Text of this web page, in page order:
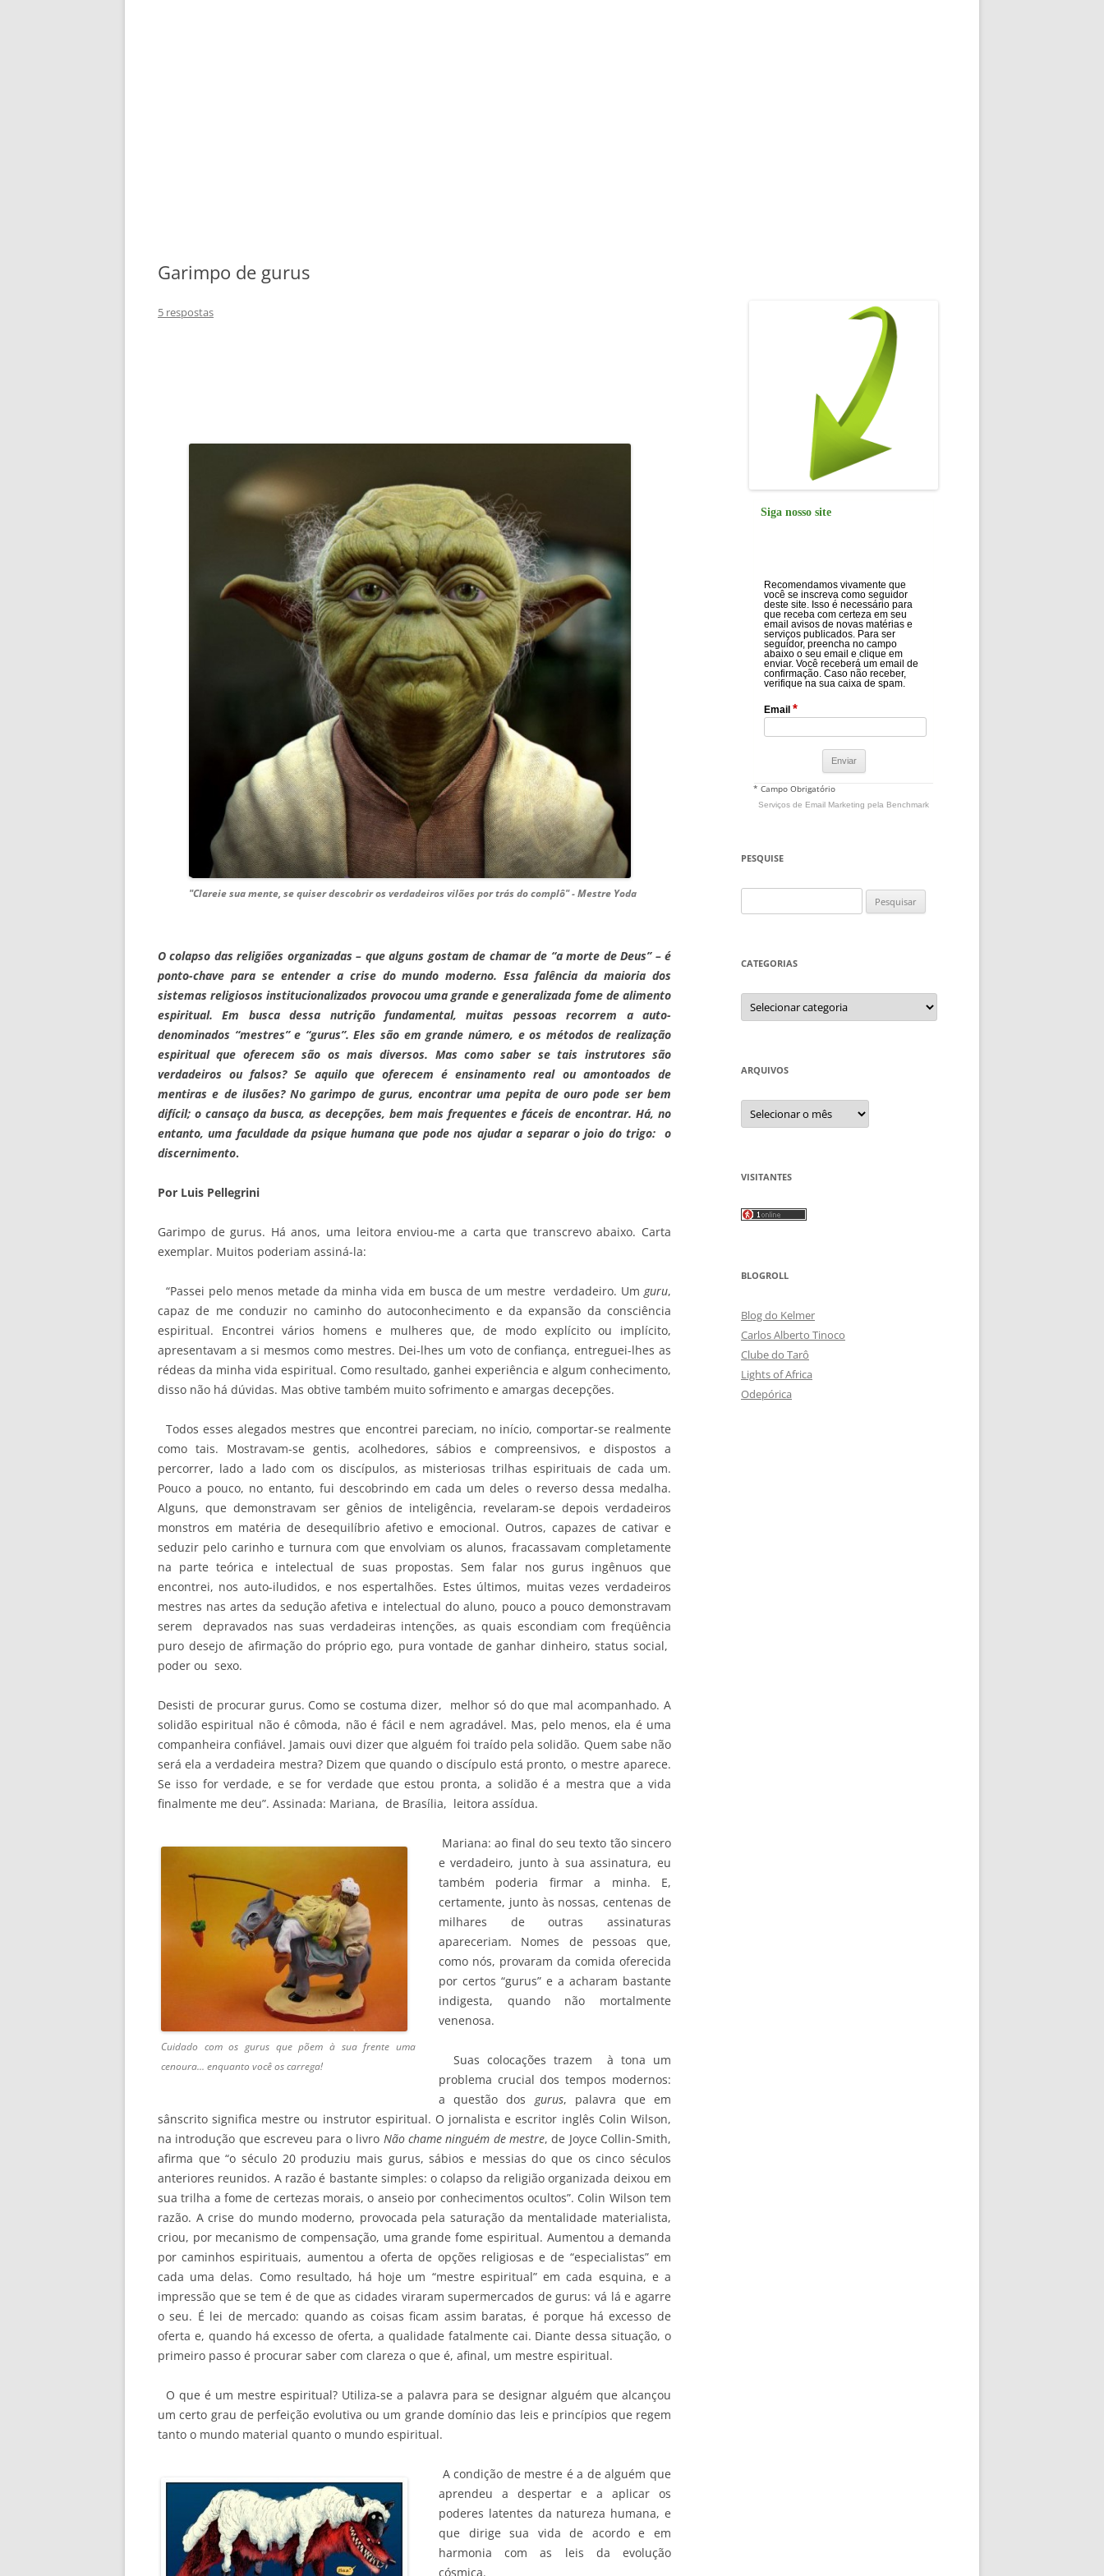
Garimpo de gurus
5 respostas
"Clareie sua mente, se quiser descobrir os verdadeiros vilões por trás do complô" - Mestre Yoda
O colapso das religiões organizadas – que alguns gostam de chamar de “a morte de Deus” – é
ponto-chave para se entender a crise do mundo moderno. Essa falência da maioria dos
sistemas religiosos institucionalizados provocou uma grande e generalizada fome de alimento
espiritual. Em busca dessa nutrição fundamental, muitas pessoas recorrem a auto-
denominados “mestres” e “gurus”. Eles são em grande número, e os métodos de realização
espiritual que oferecem são os mais diversos. Mas como saber se tais instrutores são
verdadeiros ou falsos? Se aquilo que oferecem é ensinamento real ou amontoados de
mentiras e de ilusões? No garimpo de gurus, encontrar uma pepita de ouro pode ser bem
difícil; o cansaço da busca, as decepções, bem mais frequentes e fáceis de encontrar. Há, no
entanto, uma faculdade da psique humana que pode nos ajudar a separar o joio do trigo: o
discernimento.
Por Luis Pellegrini
Garimpo de gurus. Há anos, uma leitora enviou-me a carta que transcrevo abaixo. Carta
exemplar. Muitos poderiam assiná-la:
“Passei pelo menos metade da minha vida em busca de um mestre verdadeiro. Um guru,
capaz de me conduzir no caminho do autoconhecimento e da expansão da consciência
espiritual. Encontrei vários homens e mulheres que, de modo explícito ou implícito,
apresentavam a si mesmos como mestres. Dei-lhes um voto de confiança, entreguei-lhes as
rédeas da minha vida espiritual. Como resultado, ganhei experiência e algum conhecimento,
disso não há dúvidas. Mas obtive também muito sofrimento e amargas decepções.
Todos esses alegados mestres que encontrei pareciam, no início, comportar-se realmente
como tais. Mostravam-se gentis, acolhedores, sábios e compreensivos, e dispostos a
percorrer, lado a lado com os discípulos, as misteriosas trilhas espirituais de cada um.
Pouco a pouco, no entanto, fui descobrindo em cada um deles o reverso dessa medalha.
Alguns, que demonstravam ser gênios de inteligência, revelaram-se depois verdadeiros
monstros em matéria de desequilíbrio afetivo e emocional. Outros, capazes de cativar e
seduzir pelo carinho e turnura com que envolviam os alunos, fracassavam completamente
na parte teórica e intelectual de suas propostas. Sem falar nos gurus ingênuos que
encontrei, nos auto-iludidos, e nos espertalhões. Estes últimos, muitas vezes verdadeiros
mestres nas artes da sedução afetiva e intelectual do aluno, pouco a pouco demonstravam
serem depravados nas suas verdadeiras intenções, as quais escondiam com freqüência
puro desejo de afirmação do próprio ego, pura vontade de ganhar dinheiro, status social,
poder ou sexo.
Desisti de procurar gurus. Como se costuma dizer, melhor só do que mal acompanhado. A
solidão espiritual não é cômoda, não é fácil e nem agradável. Mas, pelo menos, ela é uma
companheira confiável. Jamais ouvi dizer que alguém foi traído pela solidão. Quem sabe não
será ela a verdadeira mestra? Dizem que quando o discípulo está pronto, o mestre aparece.
Se isso for verdade, e se for verdade que estou pronta, a solidão é a mestra que a vida
finalmente me deu”. Assinada: Mariana, de Brasília, leitora assídua.
Cuidado com os gurus que põem à sua frente uma
cenoura... enquanto você os carrega!
Mariana: ao final do seu texto tão sincero
e verdadeiro, junto à sua assinatura, eu
também poderia firmar a minha. E,
certamente, junto às nossas, centenas de
milhares de outras assinaturas
apareceriam. Nomes de pessoas que,
como nós, provaram da comida oferecida
por certos “gurus” e a acharam bastante
indigesta, quando não mortalmente
venenosa.
Suas colocações trazem à tona um
problema crucial dos tempos modernos:
a questão dos gurus, palavra que em
sânscrito significa mestre ou instrutor espiritual. O jornalista e escritor inglês Colin Wilson,
na introdução que escreveu para o livro Não chame ninguém de mestre, de Joyce Collin-Smith,
afirma que “o século 20 produziu mais gurus, sábios e messias do que os cinco séculos
anteriores reunidos. A razão é bastante simples: o colapso da religião organizada deixou em
sua trilha a fome de certezas morais, o anseio por conhecimentos ocultos”. Colin Wilson tem
razão. A crise do mundo moderno, provocada pela saturação da mentalidade materialista,
criou, por mecanismo de compensação, uma grande fome espiritual. Aumentou a demanda
por caminhos espirituais, aumentou a oferta de opções religiosas e de “especialistas” em
cada uma delas. Como resultado, há hoje um “mestre espiritual” em cada esquina, e a
impressão que se tem é de que as cidades viraram supermercados de gurus: vá lá e agarre
o seu. É lei de mercado: quando as coisas ficam assim baratas, é porque há excesso de
oferta e, quando há excesso de oferta, a qualidade fatalmente cai. Diante dessa situação, o
primeiro passo é procurar saber com clareza o que é, afinal, um mestre espiritual.
O que é um mestre espiritual? Utiliza-se a palavra para se designar alguém que alcançou
um certo grau de perfeição evolutiva ou um grande domínio das leis e princípios que regem
tanto o mundo material quanto o mundo espiritual.
A condição de mestre é a de alguém que
aprendeu a despertar e a aplicar os
poderes latentes da natureza humana, e
que dirige sua vida de acordo e em
harmonia com as leis da evolução
cósmica.
Siga nosso site
Recomendamos vivamente que
você se inscreva como seguidor
deste site. Isso é necessário para
que receba com certeza em seu
email avisos de novas matérias e
serviços publicados. Para ser
seguidor, preencha no campo
abaixo o seu email e clique em
enviar. Você receberá um email de
confirmação. Caso não receber,
verifique na sua caixa de spam.
Email *
* Campo Obrigatório
Serviços de Email Marketing pela Benchmark
PESQUISE
por:
CATEGORIAS
Categorias
ARQUIVOS
Arquivos
VISITANTES
BLOGROLL
Blog do Kelmer
Carlos Alberto Tinoco
Clube do Tarô
Lights of Africa
Odepórica